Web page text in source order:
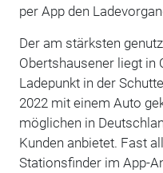
per App den
Der am stärksten
Obertshausener liegt in
Ladepunkt in der
2022 mit einem Auto
möglichen in
Kunden anbietet. Fast
Stationsfinder im App-